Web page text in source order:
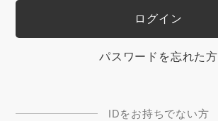
パスワードを忘れた方
IDをお持ちでない方